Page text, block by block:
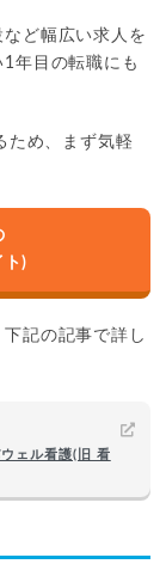
ど幅広い求人を
年目の転職にも
ため、まず気軽
ト)
記の記事で詳し
ェル看護(旧 看